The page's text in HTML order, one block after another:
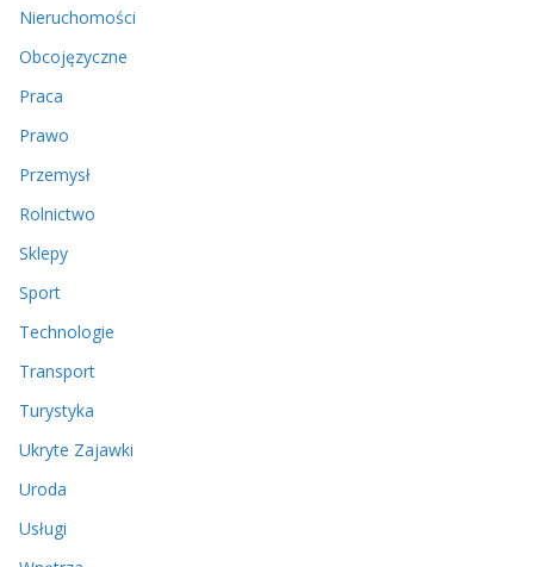
Nieruchomości
Obcojęzyczne
Praca
Prawo
Przemysł
Rolnictwo
Sklepy
Sport
Technologie
Transport
Turystyka
Ukryte Zajawki
Uroda
Usługi